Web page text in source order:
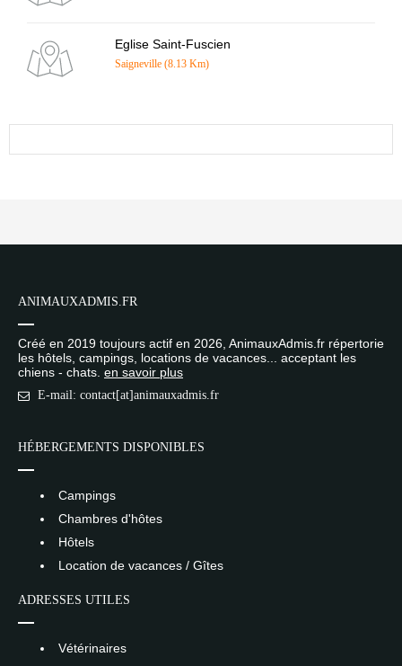
Eglise Saint-Fuscien
Saigneville (8.13 Km)
ANIMAUXADMIS.FR
Créé en 2019 toujours actif en 2026, AnimauxAdmis.fr répertorie
les hôtels, campings, locations de vacances... acceptant les
chiens - chats. en savoir plus
E-mail: contact[at]animauxadmis.fr
HÉBERGEMENTS DISPONIBLES
Campings
Chambres d'hôtes
Hôtels
Location de vacances / Gîtes
ADRESSES UTILES
Vétérinaires